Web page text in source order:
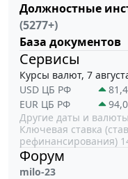
Должностные
(5277+)
База документов
Сервисы
Курсы валют, 7
USD ЦБ РФ
EUR ЦБ РФ
Другие даты и валюты
Ключевая ставка
рефинансирования)
Форум
milo-23